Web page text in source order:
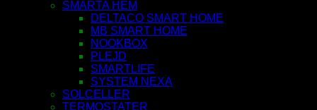
SMARTA HEM
DELTACO SMART HOME
MB SMART HOME
NOOKBOX
PLEJD
SMARTLIFE
SYSTEM NEXA
SOLCELLER
TERMOSTATER